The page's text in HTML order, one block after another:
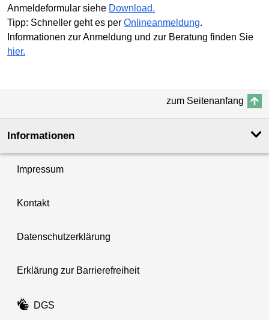
Anmeldeformular siehe Download.
Tipp: Schneller geht es per Onlineanmeldung.
Informationen zur Anmeldung und zur Beratung finden Sie
hier.
zum Seitenanfang
Informationen
Impressum
Kontakt
Datenschutzerklärung
Erklärung zur Barrierefreiheit
DGS